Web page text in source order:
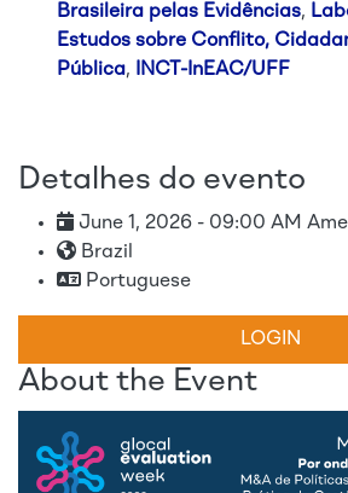
Brasileira pelas Evidências,
Estudos sobre Conflito,
Pública, INCT-InEAC/UFF
About the Event
Detalhes do evento
June 1, 2026 - 09:00 AM
Brazil
Portuguese
LOGIN